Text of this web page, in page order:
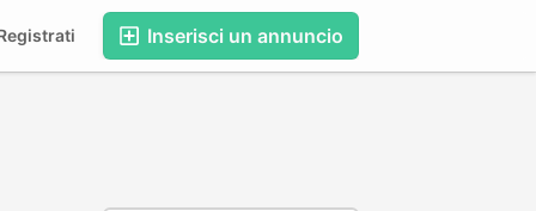
Inserisci un annuncio